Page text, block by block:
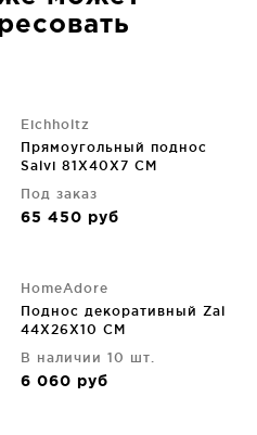
Eichholtz
Прямоугольный поднос
Salvi 81X40X7 CM
Под заказ
65 450 руб
HomeAdore
Поднос декоративный Zal
44X26X10 CM
В наличии 10 шт.
6 060 руб